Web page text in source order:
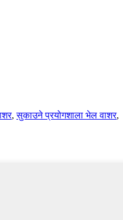
,सुकाउने प्रयोगशाला भेल वाशर,